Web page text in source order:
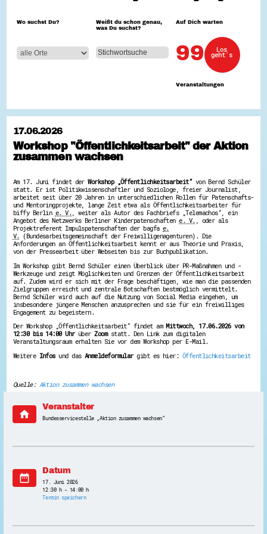
Zeig uns dein Ehrenamt
Wettbewerb | Trikotwettbewerb
Wettbewerb | 80 Jahre Hessen - Engagement
Ausgezeichnete Projekte
Engagement-Lotsen
Crowdfunding - Viele schaffen mehr
Freiwilligenmanagement
Hessen engagiert - Digitale Themenabende
Kompetenznachweis Hessen
Zeugnisbeiblatt
Service-Learning
Mach dich schlau
Di@-Lotsen in Hessen
Energiepreiskrise und Ehrenamt
Flüchtlingshilfe + Integration
Generationsübergreifend aktiv
Patenschaftsprojekte
Stiftungen
Vereine, Spenden, Steuern - Gut zu Wissen
Versicherungsschutz
Wissenswertes rund um dein Ehrenamt
Zahlen, Daten, Fakten aus Hessen
Service
Kontakt
Erklärung zur Barrierefreiheit
Wo suchst Du?
Weißt du schon genau,
was Du suchst?
Auf Dich warten
99
Veranstaltungen
Los
geht´s
17.06.2026
Workshop "Öffentlichkeitsarbeit" der Aktion
zusammen wachsen
Am 17. Juni findet derWorkshop „Öffentlichkeitsarbeit“von Bernd Schüler
statt. Er ist Politikwissenschaftler und Soziologe, freier Journalist,
arbeitet seit über 20 Jahren in unterschiedlichen Rollen für Patenschafts-
und Mentoringprojekte, lange Zeit etwa als Öffentlichkeitsarbeiter für
biffy Berlin e. V. , weiter als Autor des Fachbriefs „Telemachos“, ein
Angebot des Netzwerks Berliner Kinderpatenschaftene. V. , oder als
Projektreferent Impulspatenschaften der bagfa e.
V. (Bundesarbeitsgemeinschaft der Freiwilligenagenturen). Die
Anforderungen an Öffentlichkeitsarbeit kennt er aus Theorie und Praxis,
von der Pressearbeit über Webseiten bis zur Buchpublikation.
Im Workshop gibt Bernd Schüler einen Überblick über PR-Maßnahmen und -
Werkzeuge und zeigt Möglichkeiten und Grenzen der Öffentlichkeitsarbeit
auf. Zudem wird er sich mit der Frage beschäftigen, wie man die passenden
Zielgruppen erreicht und zentrale Botschaften bestmöglich vermittelt.
Bernd Schüler wird auch auf die Nutzung von Social Media eingehen, um
insbesondere jüngere Menschen anzusprechen und sie für ein freiwilliges
Engagement zu begeistern.
Der Workshop „Öffentlichkeitsarbeit“ findet amMittwoch, 17.06.2026 von
12:30 bis 14:00 UhrüberZoomstatt. Den Link zum digitalen
Veranstaltungsraum erhalten Sie vor dem Workshop per E-Mail.
Weitere Infosund das Anmeldeformulargibt es hier: Öffentlichkeitsarbeit
Quelle: Aktion zusammen wachsen
home
Veranstalter
Bundesservicestelle „Aktion zusammen wachsen“
date_range
Datum
17. Juni 2026
12:30 h - 14:00 h
Termin speichern